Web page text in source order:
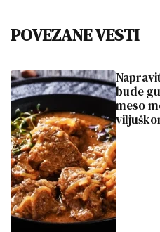
POVEZANE VESTI
bude
meso